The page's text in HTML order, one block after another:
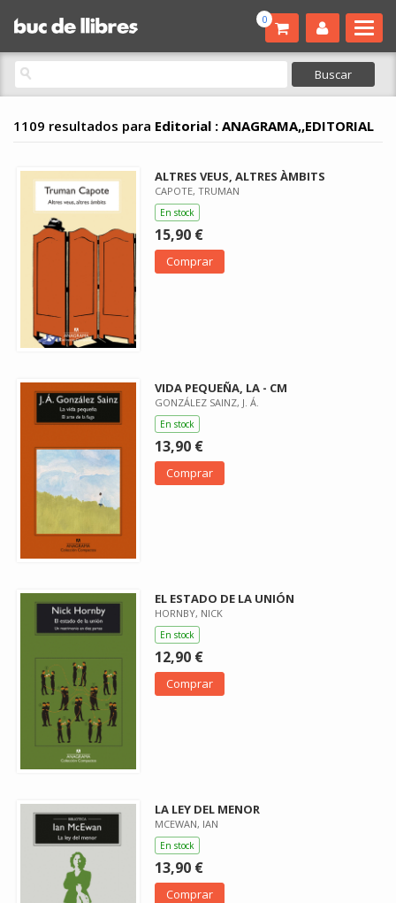
0
1109 resultados para Editorial : ANAGRAMA,,EDITORIAL
ALTRES VEUS, ALTRES ÀMBITS
CAPOTE, TRUMAN
En stock
15,90 €
Comprar
VIDA PEQUEÑA, LA - CM
GONZÁLEZ SAINZ, J. Á.
En stock
13,90 €
Comprar
EL ESTADO DE LA UNIÓN
HORNBY, NICK
En stock
12,90 €
Comprar
LA LEY DEL MENOR
MCEWAN, IAN
En stock
13,90 €
Comprar